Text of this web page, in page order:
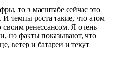
то в масштабе сейчас это
И темпы роста такие, что атом
ренессансом. Я очень
но факты показывают, что
ветер и батареи и текут